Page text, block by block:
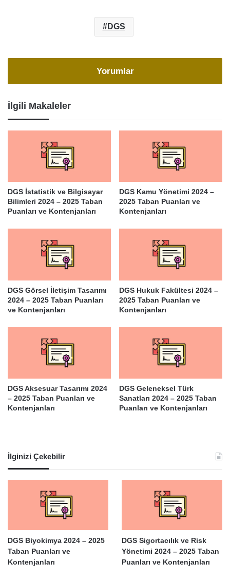
DGS
Yorumlar
İlgili Makaleler
DGS İstatistik ve Bilgisayar
Bilimleri 2024 – 2025 Taban
Puanları ve Kontenjanları
DGS Kamu Yönetimi 2024 –
2025 Taban Puanları ve
Kontenjanları
DGS Görsel İletişim Tasarımı
2024 – 2025 Taban Puanları
ve Kontenjanları
DGS Hukuk Fakültesi 2024 –
2025 Taban Puanları ve
Kontenjanları
DGS Aksesuar Tasarımı 2024
– 2025 Taban Puanları ve
Kontenjanları
DGS Geleneksel Türk
Sanatları 2024 – 2025 Taban
Puanları ve Kontenjanları
İlginizi Çekebilir
DGS Biyokimya 2024 – 2025
Taban Puanları ve
Kontenjanları
DGS Sigortacılık ve Risk
Yönetimi 2024 – 2025 Taban
Puanları ve Kontenjanları